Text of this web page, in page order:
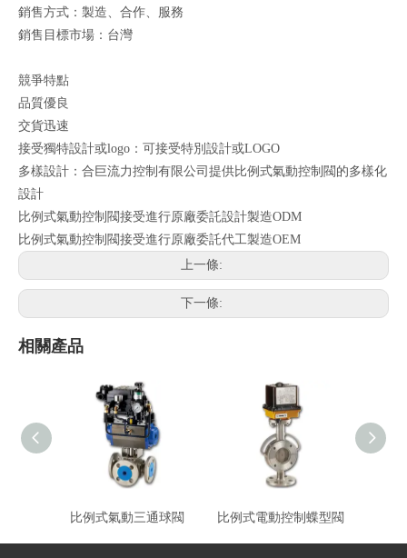
銷售方式：製造、合作、服務
銷售目標市場：台灣
競爭特點
品質優良
交貨迅速
接受獨特設計或logo：可接受特別設計或LOGO
多樣設計：合巨流力控制有限公司提供比例式氣動控制閥的多樣化
設計
比例式氣動控制閥接受進行原廠委託設計製造ODM
比例式氣動控制閥接受進行原廠委託代工製造OEM
上一條:
下一條:
相關產品
比例式氣動三通球閥 比例式電動控制蝶型閥